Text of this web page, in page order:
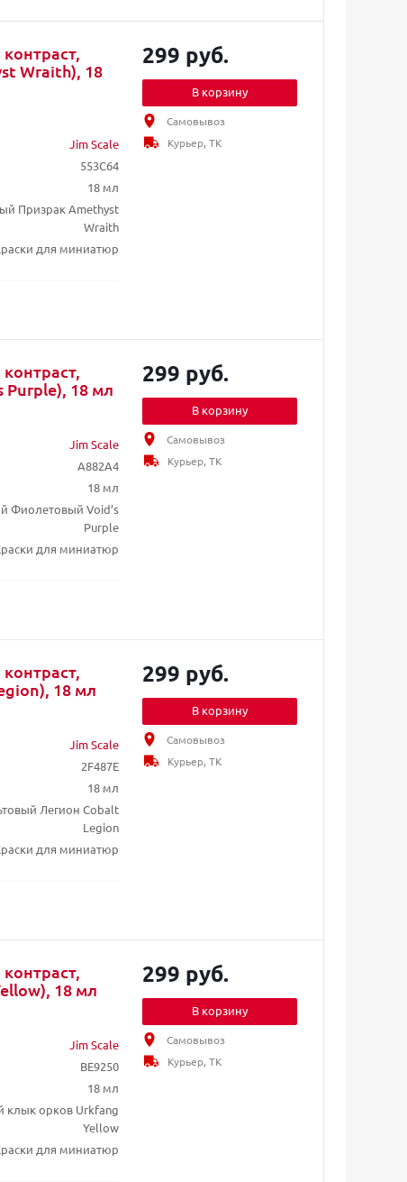
Wraith), 18
Jim Scale
553C64
18 мл
Призрак Amethyst
Wraith
для миниатюр
299 руб.
В корзину
Самовывоз
Курьер, ТК
Purple), 18 мл
Jim Scale
A882A4
18 мл
Фиолетовый Void’s
Purple
для миниатюр
299 руб.
В корзину
Самовывоз
Курьер, ТК
18 мл
Jim Scale
2F487E
18 мл
Легион Cobalt
Legion
для миниатюр
299 руб.
В корзину
Самовывоз
Курьер, ТК
18 мл
Jim Scale
BE9250
18 мл
клык орков Urkfang
Yellow
для миниатюр
299 руб.
В корзину
Самовывоз
Курьер, ТК